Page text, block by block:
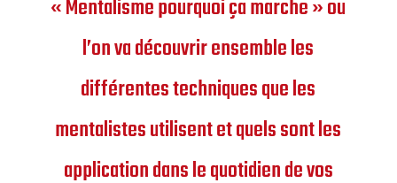
« Mentalisme pourquoi ça marche » ou
l’on va découvrir ensemble les
différentes techniques que les
mentalistes utilisent et quels sont les
application dans le quotidien de vos